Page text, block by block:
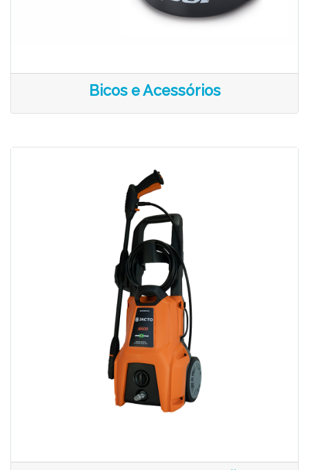
Bicos e Acessórios